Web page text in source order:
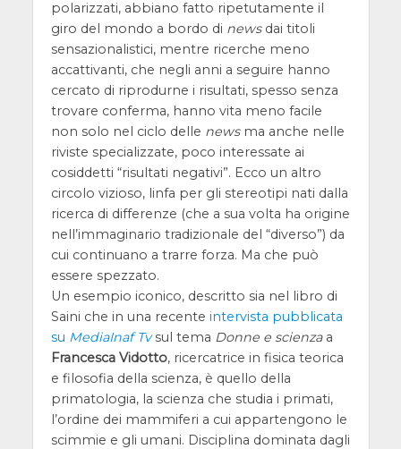
polarizzati, abbiano fatto ripetutamente il
giro del mondo a bordo di newsdai titoli
sensazionalistici, mentre ricerche meno
accattivanti, che negli anni a seguire hanno
cercato di riprodurne i risultati, spesso senza
trovare conferma, hanno vita meno facile
non solo nel ciclo delle newsma anche nelle
riviste specializzate, poco interessate ai
cosiddetti “risultati negativi”. Ecco un altro
circolo vizioso, linfa per gli stereotipi nati dalla
ricerca di differenze (che a sua volta ha origine
nell’immaginario tradizionale del “diverso”) da
cui continuano a trarre forza. Ma che può
essere spezzato.
Un esempio iconico, descritto sia nel libro di
Saini che in una recente intervista pubblicata
su MediaInaf Tvsul tema Donne e scienzaa
Francesca Vidotto, ricercatrice in fisica teorica
e filosofia della scienza, è quello della
primatologia, la scienza che studia i primati,
l’ordine dei mammiferi a cui appartengono le
scimmie e gli umani. Disciplina dominata dagli